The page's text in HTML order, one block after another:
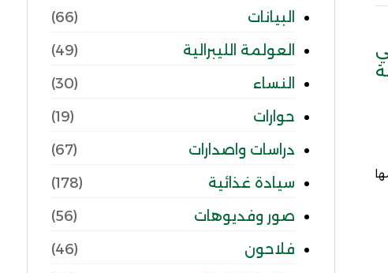
البيانات
(66)
العولمة الليبرالية
(49)
النساء
(30)
حوارات
(19)
دراسات واصدارات
(67)
سيادة غذائية
(178)
صور وفديوهات
(56)
فلاحون
(46)